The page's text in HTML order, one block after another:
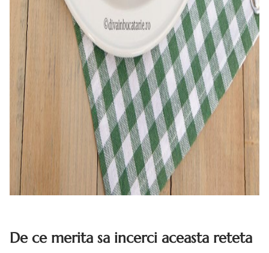
De ce merita sa incerci aceasta reteta